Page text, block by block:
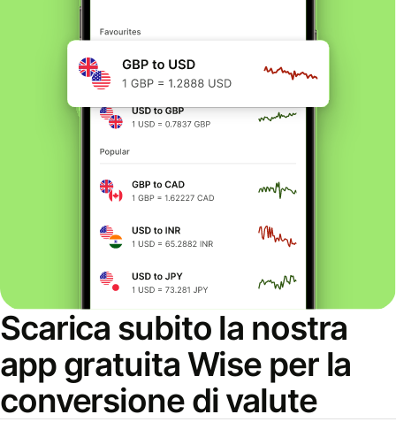
Scarica subito la nostra
app gratuita Wise per la
conversione di valute